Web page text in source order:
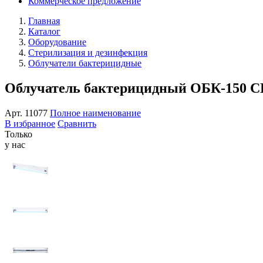
Главная
Каталог
Оборудование
Стерилизация и дезинфекция
Облучатели бактерицидные
Облучатель бактерицидный ОБК-150
Арт. 11077 Полное наименование
В избранное Сравнить
Только
у нас